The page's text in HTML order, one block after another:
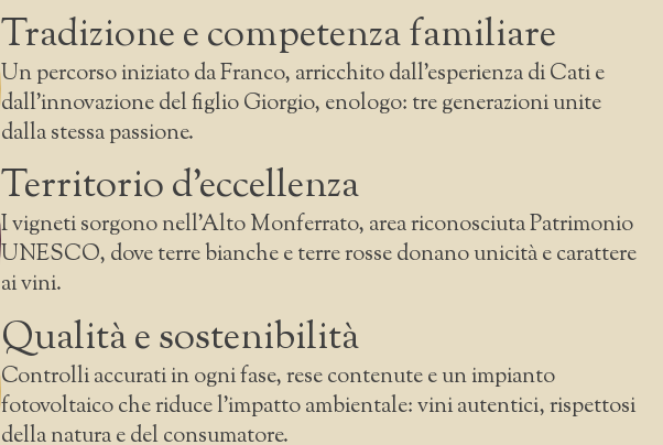
Tradizione e competenza familiare
Un percorso iniziato da Franco, arricchito dall’esperienza di Cati e
dall’innovazione del figlio Giorgio, enologo: tre generazioni unite
dalla stessa passione.
Territorio d’eccellenza
I vigneti sorgono nell’Alto Monferrato, area riconosciuta Patrimonio
UNESCO, dove terre bianche e terre rosse donano unicità e carattere
ai vini.
Qualità e sostenibilità
Controlli accurati in ogni fase, rese contenute e un impianto
fotovoltaico che riduce l’impatto ambientale: vini autentici, rispettosi
della natura e del consumatore.